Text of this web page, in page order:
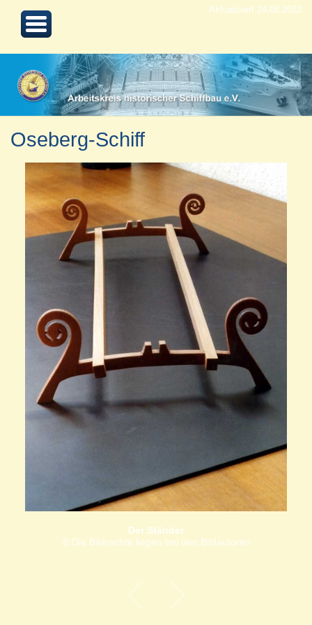
Aktualisiert 24.08.2022
Oseberg-Schiff
Der Ständer
© Die Bildrechte liegen bei den Bildautoren